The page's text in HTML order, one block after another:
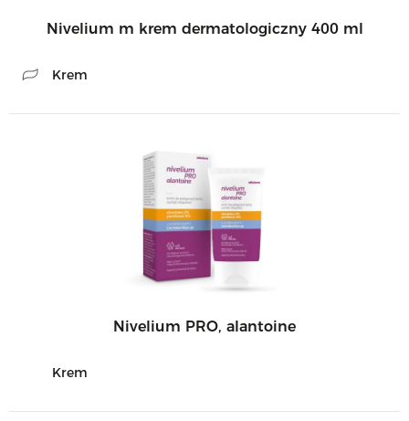
Nivelium m krem dermatologiczny 400 ml
Krem
Nivelium PRO, alantoine
Krem